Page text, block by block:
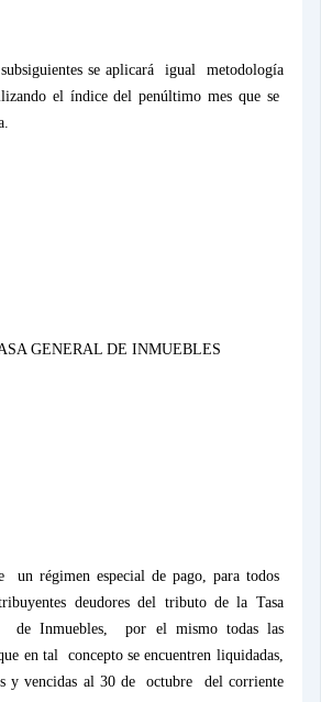
subsiguientes se aplicará igual
metodología
el índice del penúltimo mes que se
GENERAL DE INMUEBLES
un régimen especial de pago, para todos
deudores del tributo dela Tasa
de Inmuebles,
por el mismo todas las
en tal concepto se encuentren liquidadas,
y vencidas al 30 de
octubre
del corriente